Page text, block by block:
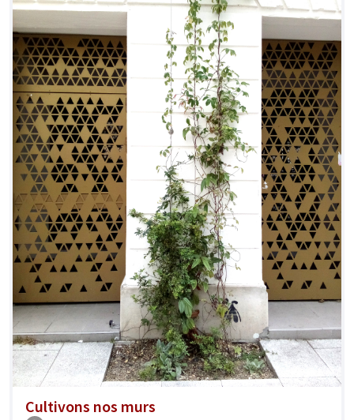
Cultivons nos murs